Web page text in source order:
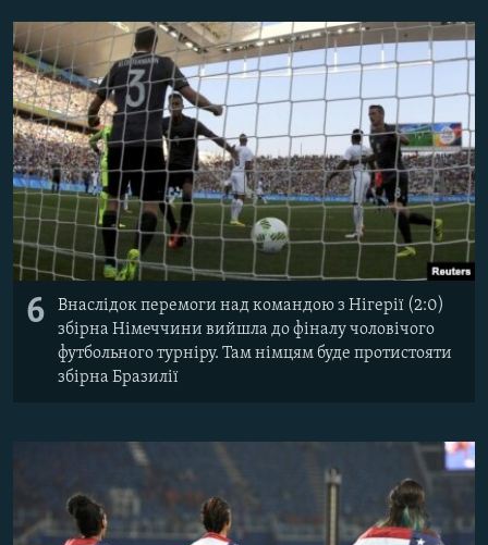
6
Внаслідок перемоги над командою з Нігерії (2:0)
збірна Німеччини вийшла до фіналу чоловічого
футбольного турніру. Там німцям буде протистояти
збірна Бразилії